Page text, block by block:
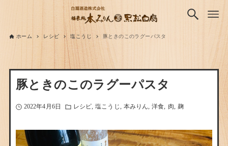
ホーム レシピ 塩こうじ 豚ときのこのラグーパスタ
豚ときのこのラグーパスタ
2022年4月6日 レシピ 塩こうじ 本みりん 洋食 肉 麹